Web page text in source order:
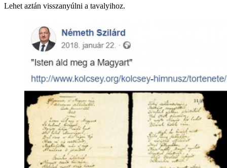
Lehet aztán visszanyúlni a tavalyihoz.